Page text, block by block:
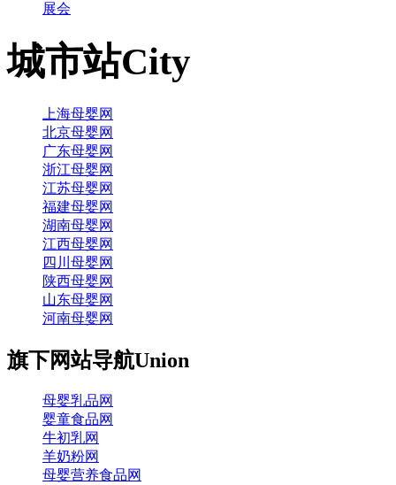
展会
城市站City
上海母婴网
北京母婴网
广东母婴网
浙江母婴网
江苏母婴网
福建母婴网
湖南母婴网
江西母婴网
四川母婴网
陕西母婴网
山东母婴网
河南母婴网
旗下网站导航Union
母婴乳品网
婴童食品网
牛初乳网
羊奶粉网
母婴营养食品网